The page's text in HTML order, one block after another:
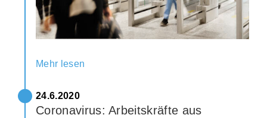
Mehr lesen
24.6.2020
Coronavirus: Arbeitskräfte aus